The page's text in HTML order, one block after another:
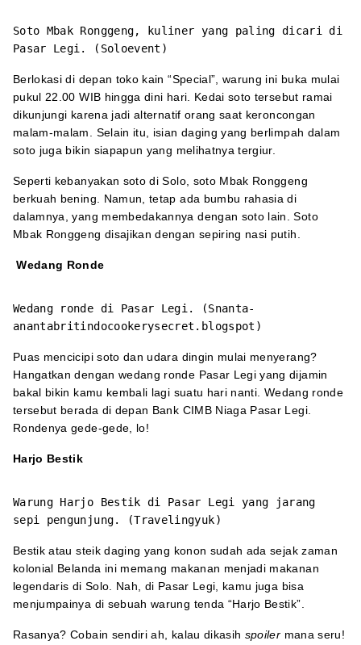
Soto Mbak Ronggeng, kuliner yang paling dicari di
Pasar Legi. (Soloevent)
Berlokasi di depan toko kain “Special”, warung ini buka mulai
pukul 22.00 WIB hingga dini hari. Kedai soto tersebut ramai
dikunjungi karena jadi alternatif orang saat keroncongan
malam-malam. Selain itu, isian daging yang berlimpah dalam
soto juga bikin siapapun yang melihatnya tergiur.
Seperti kebanyakan soto di Solo, soto Mbak Ronggeng
berkuah bening. Namun, tetap ada bumbu rahasia di
dalamnya, yang membedakannya dengan soto lain. Soto
Mbak Ronggeng disajikan dengan sepiring nasi putih.
Wedang Ronde
Wedang ronde di Pasar Legi.
(Snanta-
anantabritindocookerysecret.blogspot)
Puas mencicipi soto dan udara dingin mulai menyerang?
Hangatkan dengan wedang ronde Pasar Legi yang dijamin
bakal bikin kamu kembali lagi suatu hari nanti. Wedang ronde
tersebut berada di depan Bank CIMB Niaga Pasar Legi.
Rondenya gede-gede, lo!
Harjo Bestik
Warung Harjo Bestik di Pasar Legi yang jarang
sepi pengunjung. (Travelingyuk)
Bestik atau steik daging yang konon sudah ada sejak zaman
kolonial Belanda ini memang makanan menjadi makanan
legendaris di Solo. Nah, di Pasar Legi, kamu juga bisa
menjumpainya di sebuah warung tenda “Harjo Bestik”.
Rasanya? Cobain sendiri ah, kalau dikasih spoiler mana seru!